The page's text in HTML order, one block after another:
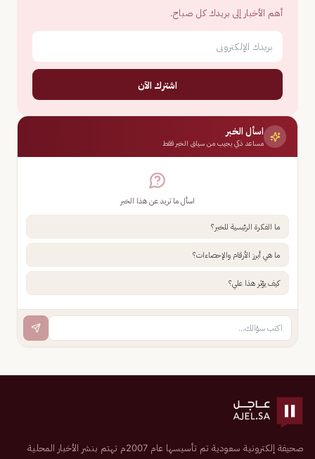
أهم الأخبار إلى بريدك كل صباح.
اشترك الآن
اسأل الخبر
مساعد ذكي يجيب من سياق الخبر فقط
اسأل ما تريد عن هذا الخبر
ما الفكرة الرئيسية للخبر؟
ما هي أبرز الأرقام والإحصاءات؟
كيف يؤثر هذا علي؟
صحيفة إلكترونية سعودية تم تأسيسها عام 2007م تهتم بنشر الأخبار المحلية